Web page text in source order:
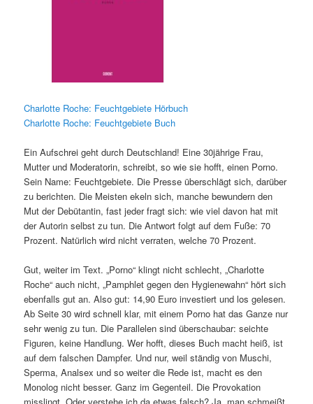
Charlotte Roche: Feuchtgebiete Hörbuch
Charlotte Roche: Feuchtgebiete Buch
Ein Aufschrei geht durch Deutschland! Eine 30jährige Frau,
Mutter und Moderatorin, schreibt, so wie sie hofft, einen Porno.
Sein Name: Feuchtgebiete. Die Presse überschlägt sich, darüber
zu berichten. Die Meisten ekeln sich, manche bewundern den
Mut der Debütantin, fast jeder fragt sich: wie viel davon hat mit
der Autorin selbst zu tun. Die Antwort folgt auf dem Fuße: 70
Prozent. Natürlich wird nicht verraten, welche 70 Prozent.
Gut, weiter im Text. „Porno“ klingt nicht schlecht, „Charlotte
Roche“ auch nicht, „Pamphlet gegen den Hygienewahn“ hört sich
ebenfalls gut an. Also gut: 14,90 Euro investiert und los gelesen.
Ab Seite 30 wird schnell klar, mit einem Porno hat das Ganze nur
sehr wenig zu tun. Die Parallelen sind überschaubar: seichte
Figuren, keine Handlung. Wer hofft, dieses Buch macht heiß, ist
auf dem falschen Dampfer. Und nur, weil ständig von Muschi,
Sperma, Analsex und so weiter die Rede ist, macht es den
Monolog nicht besser. Ganz im Gegenteil. Die Provokation